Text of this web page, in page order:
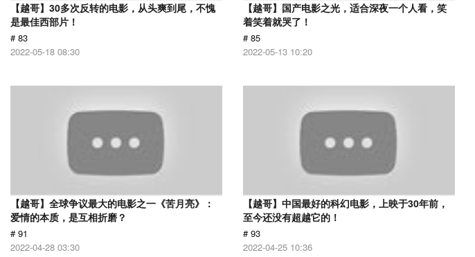
【越哥】30多次反转的电影，从头爽到尾，不愧
是最佳西部片！
# 83
2022-05-18 08:30
【越哥】国产电影之光，适合深夜一个人看，笑
着笑着就哭了！
# 85
2022-05-13 10:20
【越哥】全球争议最大的电影之一《苦月亮》：
爱情的本质，是互相折磨？
# 91
2022-04-28 03:30
【越哥】中国最好的科幻电影，上映于30年前，
至今还没有超越它的！
# 93
2022-04-25 10:36